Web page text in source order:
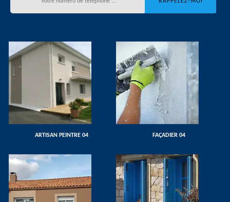
ARTISAN PEINTRE 04 FAÇADIER 04